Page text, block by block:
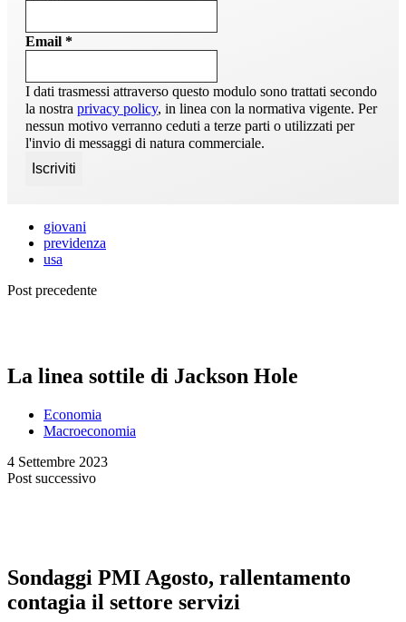
Email *
I dati trasmessi attraverso questo modulo sono trattati secondo
la nostra privacy policy, in linea con la normativa vigente. Per
nessun motivo verranno ceduti a terze parti o utilizzati per
l'invio di messaggi di natura commerciale.
giovani
previdenza
usa
Post precedente
La linea sottile di Jackson Hole
Economia
Macroeconomia
4 Settembre 2023
Post successivo
Sondaggi PMI Agosto, rallentamento
contagia il settore servizi